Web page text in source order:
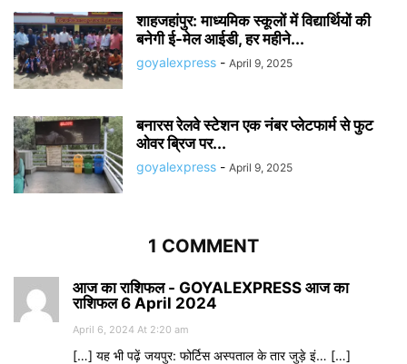
शाहजहांपुर: माध्यमिक स्कूलाें में विद्यार्थियों की
बनेगी ई-मेल आईडी, हर महीने...
goyalexpress - April 9, 2025
बनारस रेलवे स्टेशन एक नंबर प्लेटफार्म से फुट
ओवर ब्रिज पर...
goyalexpress - April 9, 2025
1 COMMENT
आज का राशिफल - GOYALEXPRESS आज का
राशिफल 6 April 2024
April 6, 2024 At 2:20 am
[…] यह भी पढ़ें जयपुर: फोर्टिस अस्पताल के तार जुड़े इं… […]